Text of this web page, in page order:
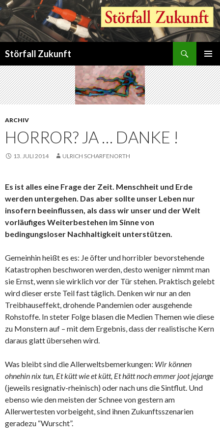
Störfall Zukunft
MENÜ
INHALT
SPRINGEN
ARCHIV
HORROR? JA … DANKE !
13. JULI 2014 ULRICH SCHARFENORTH
Es ist alles eine Frage der Zeit. Menschheit und Erde
werden untergehen. Das aber sollte unser Leben nur
insofern beeinflussen, als dass wir unser und der Welt
vorläufiges Weiterbestehen im Sinne von
bedingungsloser Nachhaltigkeit unterstützen.
Gemeinhin heißt es es: Je öfter und horribler bevorstehende
Katastrophen beschworen werden, desto weniger nimmt man
sie Ernst, wenn sie wirklich vor der Tür stehen. Praktisch gelebt
wird dieser erste Teil fast täglich. Denken wir nur an den
Treibhauseffekt, drohende Pandemien oder ausgehende
Rohstoffe. In steter Folge blasen die Medien Themen wie diese
zu Monstern auf – mit dem Ergebnis, dass der realistische Kern
daraus glatt übersehen wird.
Was bleibt sind die Allerweltsbemerkungen: Wir können
ohnehin nix tun, Et kütt wie et kütt, Et hätt noch emmer joot jejange
(jeweils resignativ-rheinisch) oder nach uns die Sintflut. Und
ebenso wie den meisten der Schnee von gestern am
Allerwertesten vorbeigeht, sind ihnen Zukunftsszenarien
geradezu “Wurscht”.